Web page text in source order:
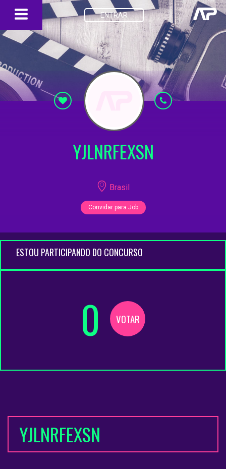
ENTRAR
YJLNRFEXSN
Brasil
Convidar para Job
ESTOU PARTICIPANDO DO CONCURSO
0 VOTAR
YJLNRFEXSN